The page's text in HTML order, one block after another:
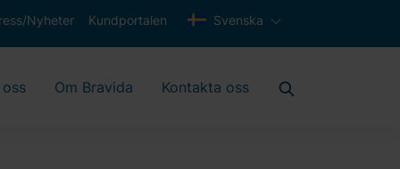
Nyheter Kundportalen Svenska
Om Bravida Kontakta oss